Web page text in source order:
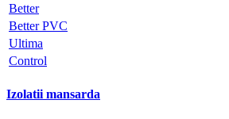
Better
Better PVC
Ultima
Control
Izolatii mansarda